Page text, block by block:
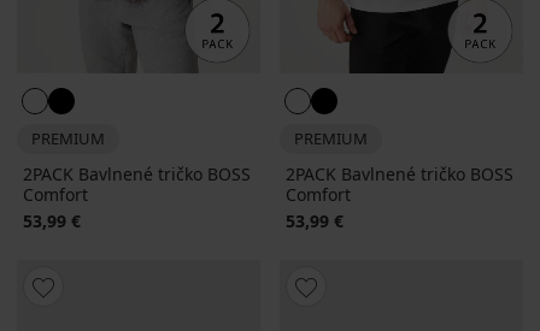
PREMIUM
2PACK Bavlnené tričko BOSS
Comfort
53,99 €
PREMIUM
2PACK Bavlnené tričko BOSS
Comfort
53,99 €